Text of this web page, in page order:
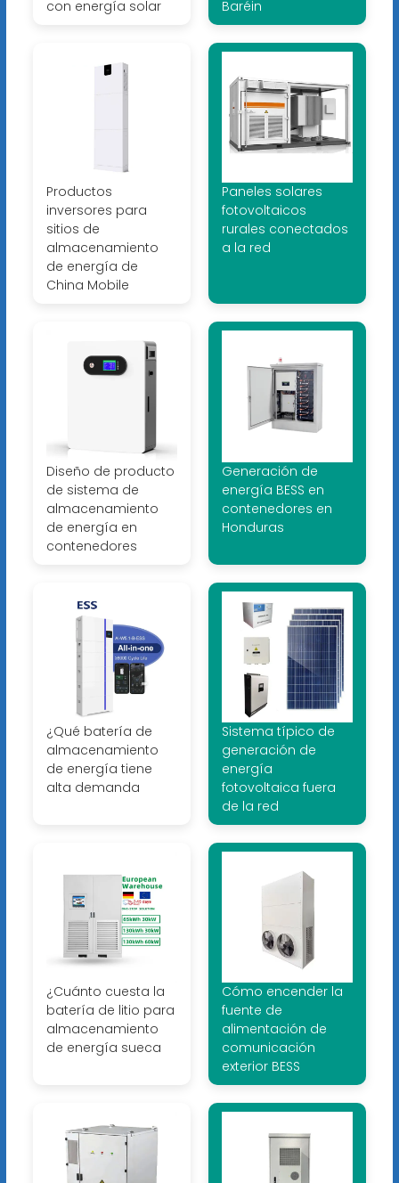
con energía solar
Baréin
Productos
inversores para
sitios de
almacenamiento
de energía de
China Mobile
Paneles solares
fotovoltaicos
rurales conectados
a la red
Diseño de producto
de sistema de
almacenamiento
de energía en
contenedores
Generación de
energía BESS en
contenedores en
Honduras
¿Qué batería de
almacenamiento
de energía tiene
alta demanda
Sistema típico de
generación de
energía
fotovoltaica fuera
de la red
¿Cuánto cuesta la
batería de litio para
almacenamiento
de energía sueca
Cómo encender la
fuente de
alimentación de
comunicación
exterior BESS